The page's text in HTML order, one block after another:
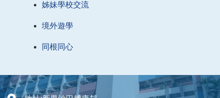
姊妹學校交流
境外遊學
同根同心